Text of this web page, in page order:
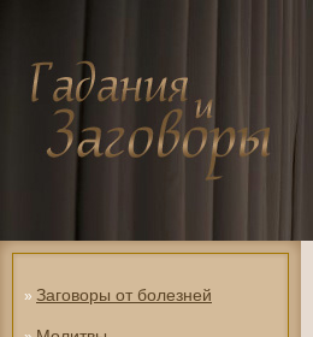
» Заговоры от болезней